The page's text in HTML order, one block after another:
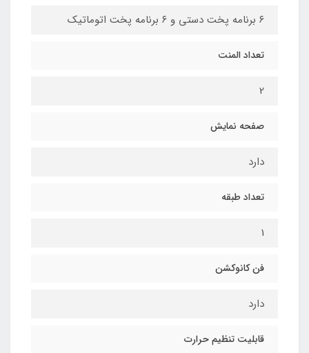
۶ برنامه پخت دستی و ۶ برنامه پخت اتوماتیک
تعداد المنت
2
صفحه نمایش
دارد
تعداد طبقه
1
فن کانوکشن
دارد
قابلیت تنظیم حرارت